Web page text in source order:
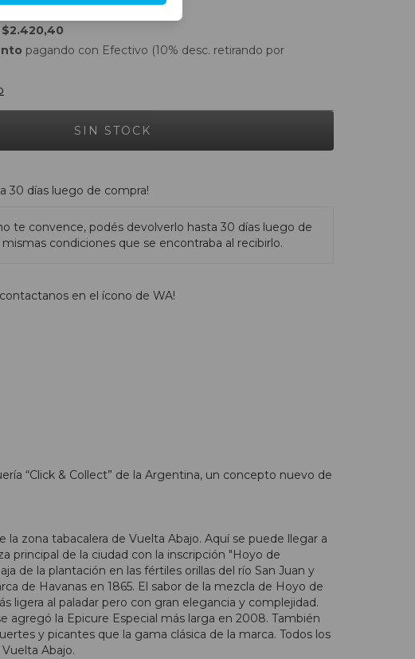
$2.420,40
pagando con Efectivo (10% desc. retirando por
30 días luego de compra!
te convence, podés devolverlo hasta 30 días luego de
condiciones que se encontraba al recibirlo.
en el ícono de WA!
“Click & Collect” de la Argentina, un concepto nuevo de
zona tabacalera de Vuelta Abajo. Aquí se puede llegar a
principal de la ciudad con la inscripción "Hoyo de
de la plantación en las fértiles orillas del río San Juan y
de Havanas en 1865. El sabor de la mezcla de Hoyo de
ligera al paladar pero con gran elegancia y complejidad.
agregó la Epicure Especial más larga en 2008. También
y picantes que la gama clásica de la marca. Todos los
Abajo.